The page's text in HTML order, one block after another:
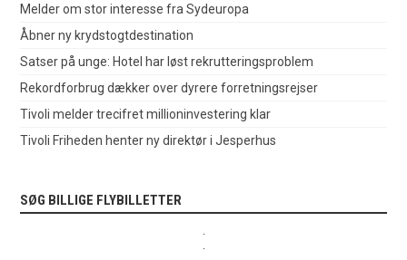
Melder om stor interesse fra Sydeuropa
Åbner ny krydstogtdestination
Satser på unge: Hotel har løst rekrutteringsproblem
Rekordforbrug dækker over dyrere forretningsrejser
Tivoli melder trecifret millioninvestering klar
Tivoli Friheden henter ny direktør i Jesperhus
SØG BILLIGE FLYBILLETTER